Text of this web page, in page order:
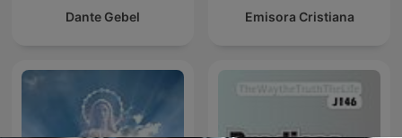
Dante Gebel Emisora Cristiana